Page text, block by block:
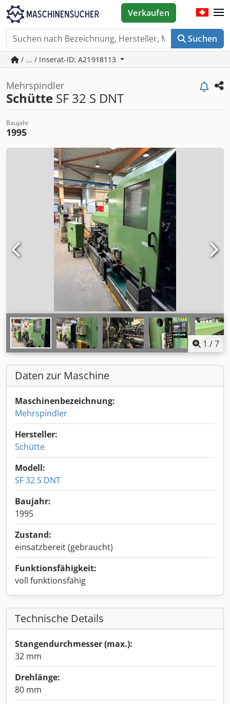
Suchen
Verkaufen
/ ... / Inserat-ID: A21918113
Mehrspindler
Schütte SF 32 S DNT
Baujahr
1995
1 /7
Daten zur Maschine
Maschinenbezeichnung:
Mehrspindler
Hersteller:
Schütte
Modell:
SF 32 S DNT
Baujahr:
1995
Zustand:
einsatzbereit (gebraucht)
Funktionsfähigkeit:
voll funktionsfähig
Technische Details
Stangendurchmesser (max.):
32 mm
Drehlänge:
80 mm